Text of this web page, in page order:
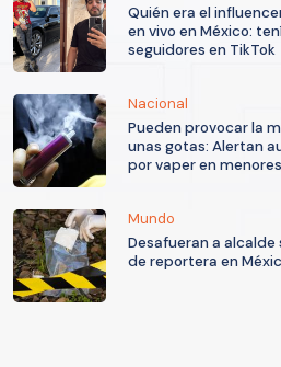
Quién era el
en vivo en México:
seguidores en TikTok
Nacional
Pueden provocar la
unas gotas: Alertan
por vaper en
Mundo
Desafueran a
de reportera en